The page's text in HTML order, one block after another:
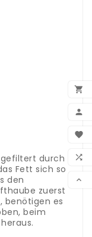





durch
Fett sich so
den
zuerst
benötigen es
beim